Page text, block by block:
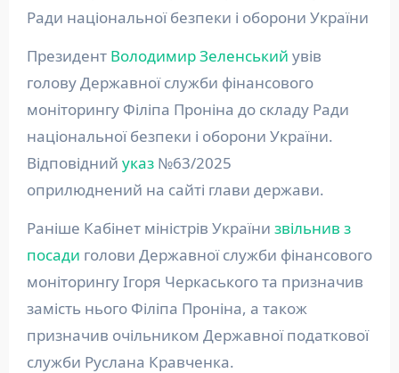
Ради національної безпеки і оборони України
Президент Володимир Зеленський увів
голову Державної служби фінансового
моніторингу Філіпа Проніна до складу Ради
національної безпеки і оборони України.
Відповідний указ№63/2025
оприлюднений на сайті глави держави.
Раніше Кабінет міністрів України звільнив з
посади голови Державної служби фінансового
моніторингу Ігоря Черкаського та призначив
замість нього Філіпа Проніна, а також
призначив очільником Державної податкової
служби Руслана Кравченка.